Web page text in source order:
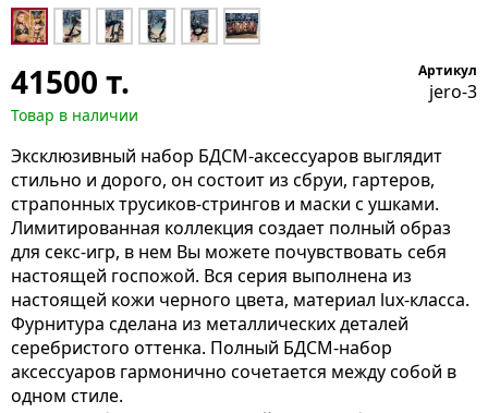
41500 т.
Товар в наличии
Артикул
jero-3
Эксклюзивный набор БДСМ-аксессуаров выглядит
стильно и дорого, он состоит из сбруи, гартеров,
страпонных трусиков-стрингов и маски с ушками.
Лимитированная коллекция создает полный образ
для секс-игр, в нем Вы можете почувствовать себя
настоящей госпожой. Вся серия выполнена из
настоящей кожи черного цвета, материал lux-класса.
Фурнитура сделана из металлических деталей
серебристого оттенка. Полный БДСМ-набор
аксессуаров гармонично сочетается между собой в
одном стиле.